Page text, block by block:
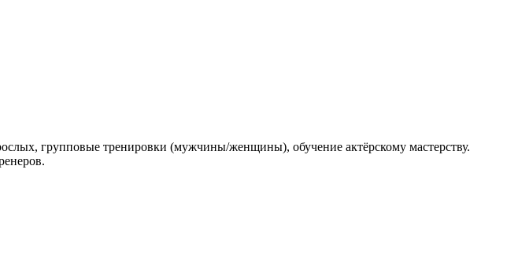
групповые тренировки (мужчины/женщины), обучение актёрскому мастерству.